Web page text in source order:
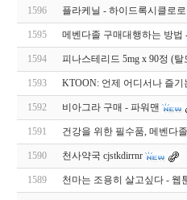
1596 플라케닐 - 하이드록시클로
1595 메벤다졸 구매대행하는 방
1594 피나스테리드 5mg x 90정 (
1593 KTOON: 언제 어디서나 즐
1592 비아그라 구매 - 파워맨
1591 건강을 위한 필수품, 메벤다
1590 천사약국 cjstkdirrnr
1589 천마는 조용히 살고싶다 - 웹